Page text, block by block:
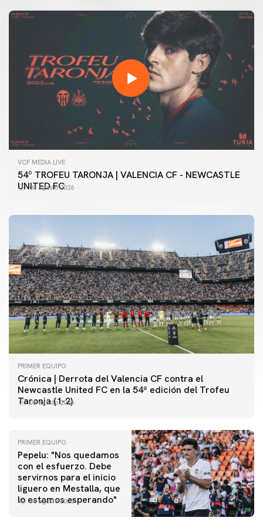
VCF MEDIA LIVE
54º TROFEU TARONJA | VALENCIA CF - NEWCASTLE
UNITED FC
08 agosto 2026
PRIMER EQUIPO
Crónica | Derrota del Valencia CF contra el
Newcastle United FC en la 54ª edición del Trofeu
Taronja (1-2)
08 agosto 2026
PRIMER EQUIPO
Pepelu: "Nos quedamos
con el esfuerzo. Debe
servirnos para el inicio
liguero en Mestalla, que
lo estamos esperando"
08 agosto 2026
PRIMER EQUIPO
Las fotos del Valencia CF-Newcastle United FC
PRIMER EQUIPO
MESTALLA 📍